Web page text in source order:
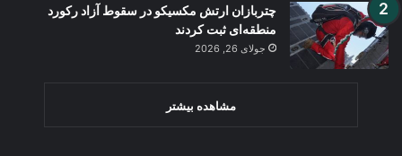
چتربازان ارتش مکسیکو در سقوط آزاد رکورد
منطقه‌ای ثبت کردند
جولای 26, 2026
مشاهده بیشتر